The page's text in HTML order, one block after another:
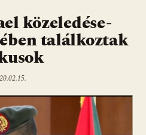
közeledése-
találkoztak